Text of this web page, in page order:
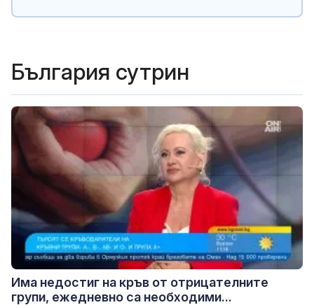
България сутрин
Има недостиг на кръв от отрицателните
групи, ежедневно са необходими...